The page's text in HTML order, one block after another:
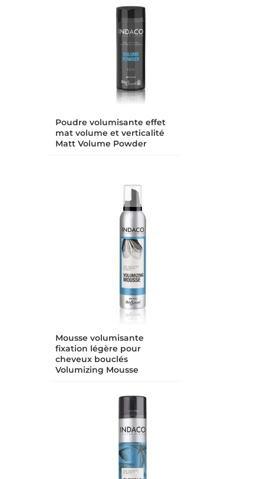
Poudre volumisante effet
mat volume et verticalité
Matt Volume Powder
Mousse volumisante
fixation légère pour
cheveux bouclés
Volumizing Mousse